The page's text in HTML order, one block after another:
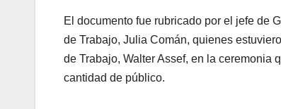
El documento fue rubricado por el jefe de
de Trabajo, Julia Comán, quienes
de Trabajo, Walter Assef, en la ceremonia
cantidad de público.